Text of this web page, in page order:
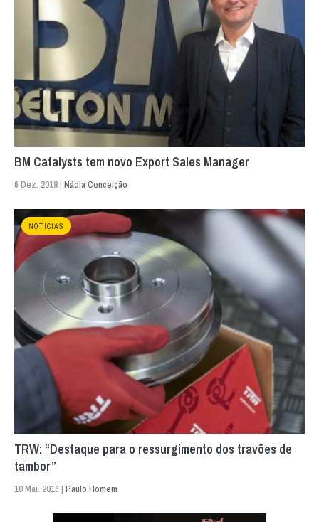
BM Catalysts tem novo Export Sales Manager
6 Dez. 2018 | Nádia Conceição
NOTÍCIAS
TRW: “Destaque para o ressurgimento dos travões de
tambor”
10 Mai. 2016 | Paulo Homem